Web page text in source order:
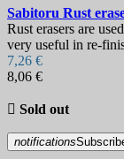
Sabitoru Rust
Rust erasers are
very useful in re-
7,26 €
8,06 €
 Sold out
notifications